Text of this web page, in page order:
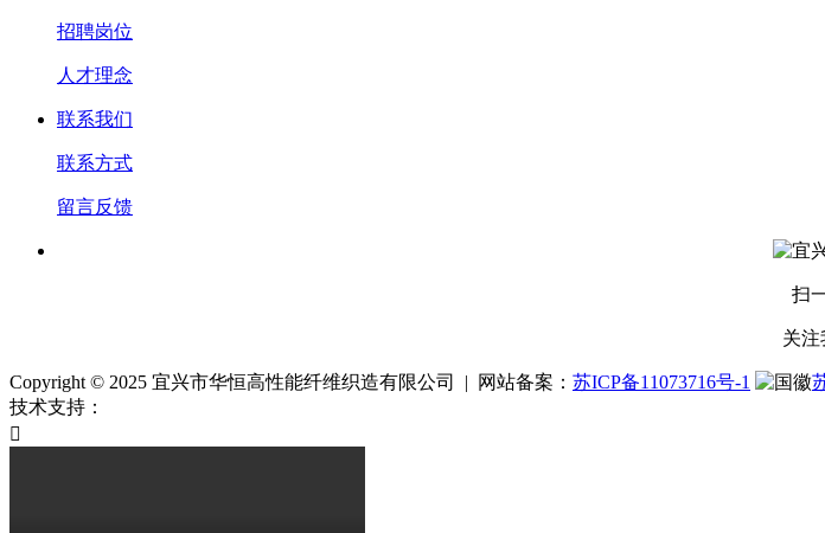
招聘岗位
人才理念
联系我们
联系方式
留言反馈
扫
关注
Copyright © 2025 宜兴市华恒高性能纤维织造有限公司 | 网站备案： 苏ICP备11073716号-1
技术支持：
